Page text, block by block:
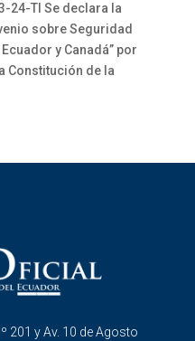
24-TI Se declara la
sobre Seguridad
y Canadá” por
Constitución de la
201 y Av. 10 de Agosto